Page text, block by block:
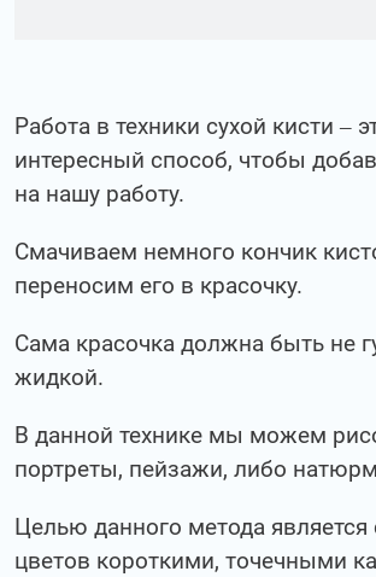
Работа в техники сухой кисти –
интересный способ, чтобы
на нашу работу.
Смачиваем немного кончик
переносим его в красочку.
Сама красочка должна быть не
жидкой.
В данной технике мы можем
портреты, пейзажи, либо
Целью данного метода
цветов короткими, точечными